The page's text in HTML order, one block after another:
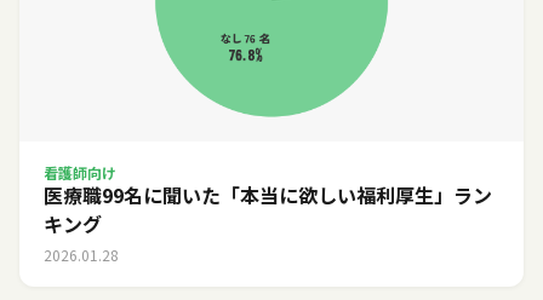
看護師向け
医療職99名に聞いた「本当に欲しい福利厚生」ラン
キング
2026.01.28